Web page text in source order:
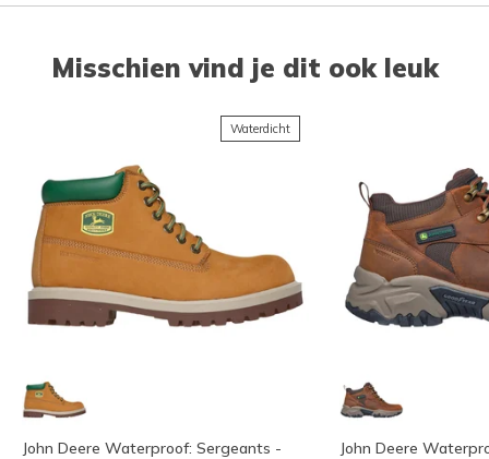
Misschien vind je dit ook leuk
Waterdicht
John Deere Waterproof: Sergeants -
John Deere